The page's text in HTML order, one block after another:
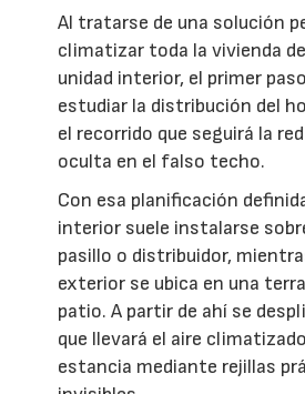
Al tratarse de una solución
climatizar toda la vivienda
unidad interior, el primer
estudiar la distribución del
el recorrido que seguirá la
oculta en el falso techo.
Con esa planificación
interior suele instalarse
pasillo o distribuidor,
exterior se ubica en una
patio. A partir de ahí se
que llevará el aire
estancia mediante rejillas